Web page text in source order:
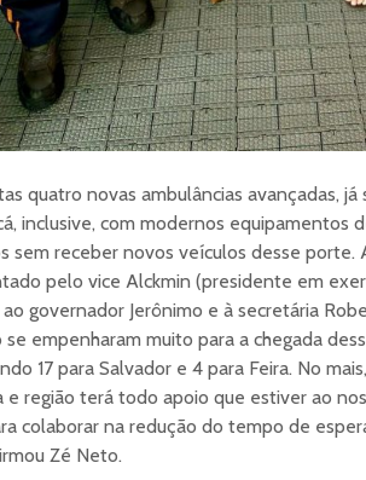
quatro novas ambulâncias avançadas,
inclusive, com modernos equipamentos
sem receber novos veículos desse porte.
pelo vice Alckmin (presidente em
ao governador Jerônimo e à secretária
empenharam muito para a chegada
17 para Salvador e 4 para Feira. No
e região terá todo apoio que estiver ao
colaborar na redução do tempo de
Zé Neto.